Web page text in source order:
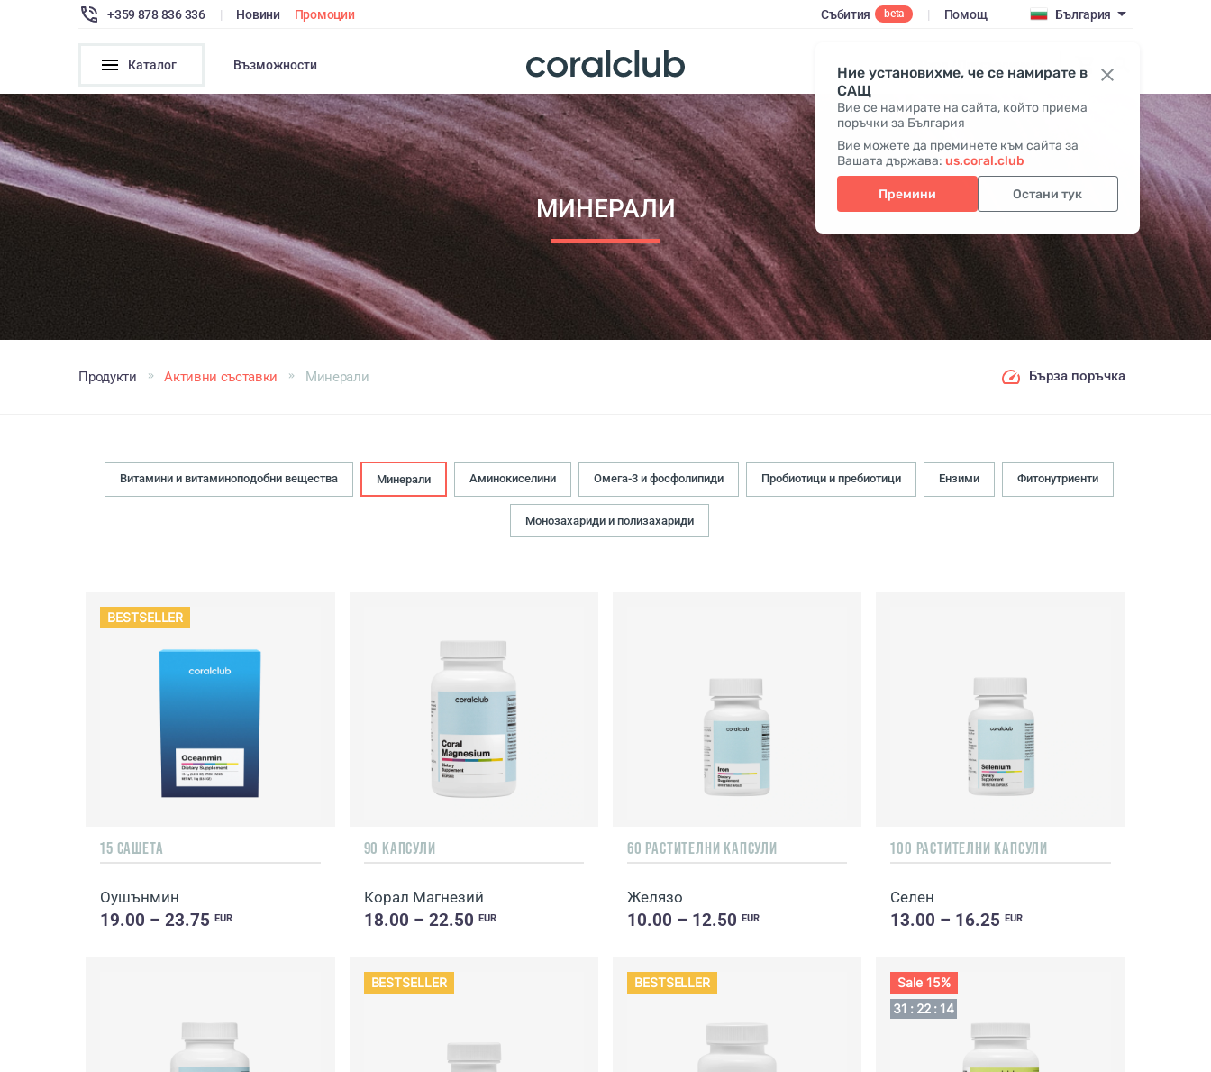
Ние установихме, че се намирате в
САЩ
Вие се намирате на сайта, който приема
поръчки за България
Вие можете да преминете към сайта за
Вашата държава: us.coral.club
Премини Остани тук
+359 878 836 336 | Новини Промоции Събития beta | Помощ България
Каталог Възможности
МИНЕРАЛИ
Продукти Активни съставки Минерали Бърза поръчка
Витамини и витаминоподобни вещества Минерали Аминокиселини Омега-3 и фосфолипиди Пробиотици и пребиотици Ензими Фитонутриенти
Монозахариди и полизахариди
BESTSELLER
15 САШЕТА
Оушънмин
19.00 – 23.75EUR
90 КАПСУЛИ
Корал Магнезий
18.00 – 22.50 EUR
60 РАСТИТЕЛНИ КАПСУЛИ
Желязо
10.00 – 12.50 EUR
100 РАСТИТЕЛНИ КАПСУЛИ
Селен
13.00 – 16.25EUR
BESTSELLER BESTSELLER
Sale 15%
31 : 22 : 13